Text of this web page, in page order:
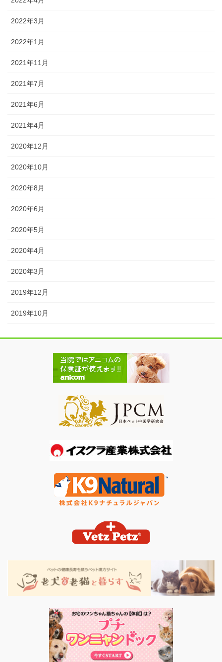
2022年3月
2022年1月
2021年11月
2021年7月
2021年6月
2021年4月
2020年12月
2020年10月
2020年8月
2020年6月
2020年5月
2020年4月
2020年3月
2019年12月
2019年10月